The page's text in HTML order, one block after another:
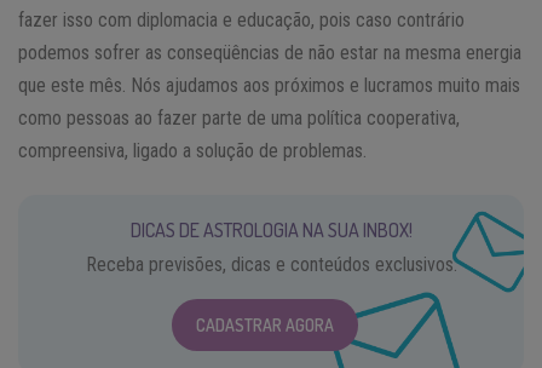
fazer isso com diplomacia e educação, pois caso contrário
podemos sofrer as conseqüências de não estar na mesma energia
que este mês. Nós ajudamos aos próximos e lucramos muito mais
como pessoas ao fazer parte de uma política cooperativa,
compreensiva, ligado a solução de problemas.
DICAS DE ASTROLOGIA NA SUA INBOX!
Receba previsões, dicas e conteúdos exclusivos.
CADASTRAR AGORA